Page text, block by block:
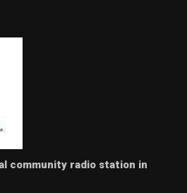
community radio station in